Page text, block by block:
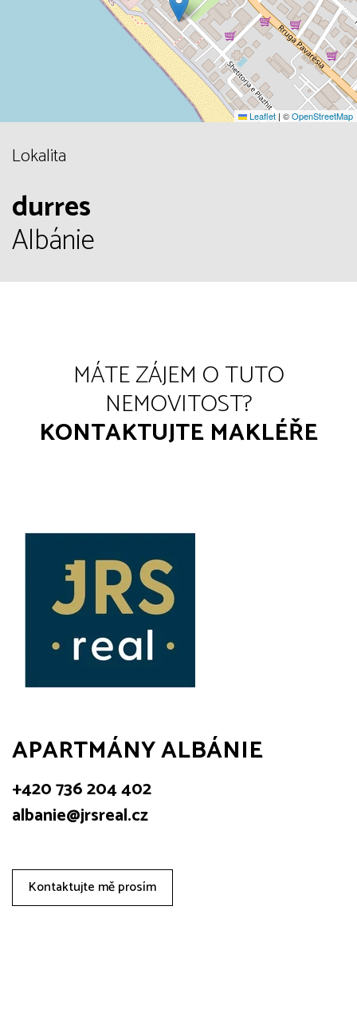
Leaflet | ©OpenStreetMap
Lokalita
durres
Albánie
MÁTE ZÁJEM O TUTO
NEMOVITOST?
KONTAKTUJTE MAKLÉŘE
APARTMÁNY ALBÁNIE
+420 736 204 402
albanie@jrsreal.cz
Kontaktujte mě prosím